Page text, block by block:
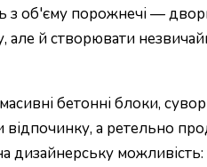
об'єму порожнечі —
й створювати
бетонні блоки,
а ретельно